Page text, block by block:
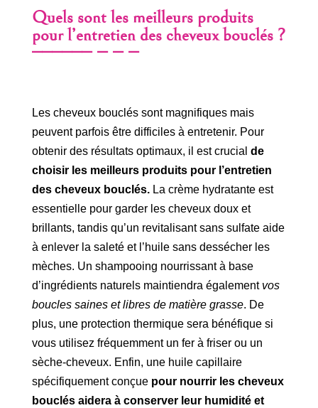
Quels sont les meilleurs produits
pour l’entretien des cheveux bouclés ?
Les cheveux bouclés sont magnifiques mais
peuvent parfois être difficiles à entretenir. Pour
obtenir des résultats optimaux, il est crucial de
choisir les meilleurs produits pour l’entretien
des cheveux bouclés. La crème hydratante est
essentielle pour garder les cheveux doux et
brillants, tandis qu’un revitalisant sans sulfate aide
à enlever la saleté et l’huile sans dessécher les
mèches. Un shampooing nourrissant à base
d’ingrédients naturels maintiendra également vos
boucles saines et libres de matière grasse. De
plus, une protection thermique sera bénéfique si
vous utilisez fréquemment un fer à friser ou un
sèche-cheveux. Enfin, une huile capillaire
spécifiquement conçue pour nourrir les cheveux
bouclés aidera à conserver leur humidité et